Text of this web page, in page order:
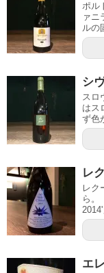
ポル
ァニ
ルの
シ
スロ
はス
ず色
レ
レク
ら。
エ